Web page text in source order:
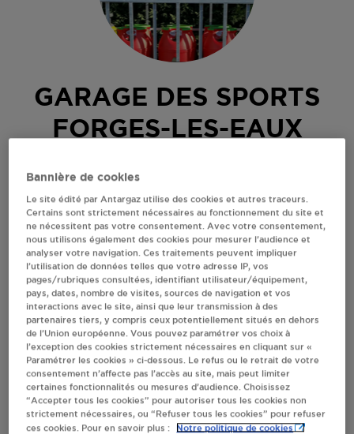
GARAGE DES SPORTS
FORGES-LES-EAUX
76440
Revendeur de bouteilles de gaz
S'Y RENDRE
AFFICHER LE TÉLÉPHONE
RECEVOIR LES COORDONNÉES DU REVENDEUR
En cliquant sur « S’y rendre », j’autorise le traitement
d’informations (dont mon adresse IP) et leur transfert hors UE
par Google Maps afin d’afficher la carte.
En savoir plus
Bannière de cookies
Le site édité par Antargaz utilise des cookies et autres traceurs.
Certains sont strictement nécessaires au fonctionnement du site et
ne nécessitent pas votre consentement. Avec votre consentement,
nous utilisons également des cookies pour mesurer l’audience et
analyser votre navigation. Ces traitements peuvent impliquer
l’utilisation de données telles que votre adresse IP, vos
pages/rubriques consultées, identifiant utilisateur/équipement,
pays, dates, nombre de visites, sources de navigation et vos
interactions avec le site, ainsi que leur transmission à des
partenaires tiers, y compris ceux potentiellement situés en dehors
de l’Union européenne. Vous pouvez paramétrer vos choix à
l’exception des cookies strictement nécessaires en cliquant sur «
Paramétrer les cookies » ci-dessous. Le refus ou le retrait de votre
consentement n’affecte pas l’accès au site, mais peut limiter
certaines fonctionnalités ou mesures d’audience. Choisissez
“Accepter tous les cookies” pour autoriser tous les cookies non
strictement nécessaires, ou “Refuser tous les cookies” pour refuser
ces cookies. Pour en savoir plus :
Notre politique de cookies